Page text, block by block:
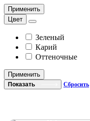
Применить
Цвет
Зеленый
Карий
Оттеночные
Применить
Показать Сбросить